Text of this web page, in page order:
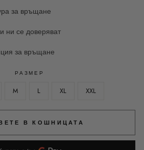
за връщане
ни се доверяват
за връщане
РАЗМЕР
M L XL XXL
В КОШНИЦАТА